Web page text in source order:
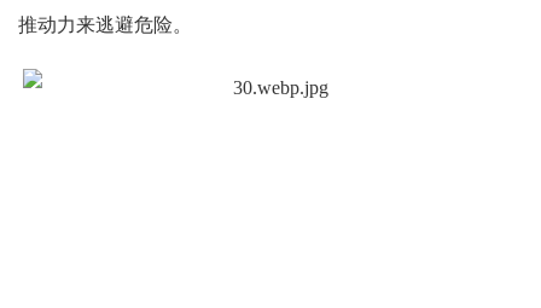
推动力来逃避危险。